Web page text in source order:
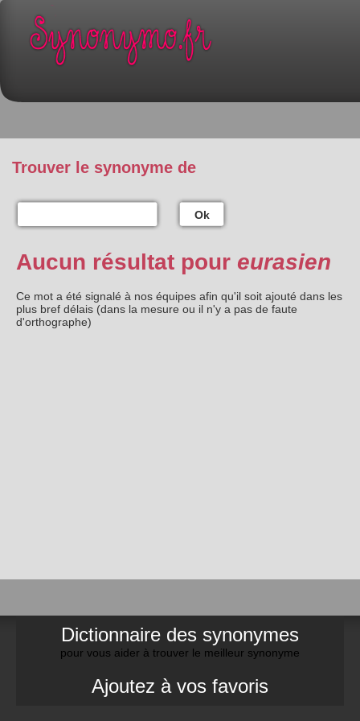
Trouver le synonyme de
Ok
Aucun résultat pour eurasien
Ce mot a été signalé à nos équipes afin qu'il soit ajouté dans les
plus bref délais (dans la mesure ou il n'y a pas de faute
d'orthographe)
Dictionnaire des synonymes
pour vous aider à trouver le meilleur synonyme
Ajoutez à vos favoris